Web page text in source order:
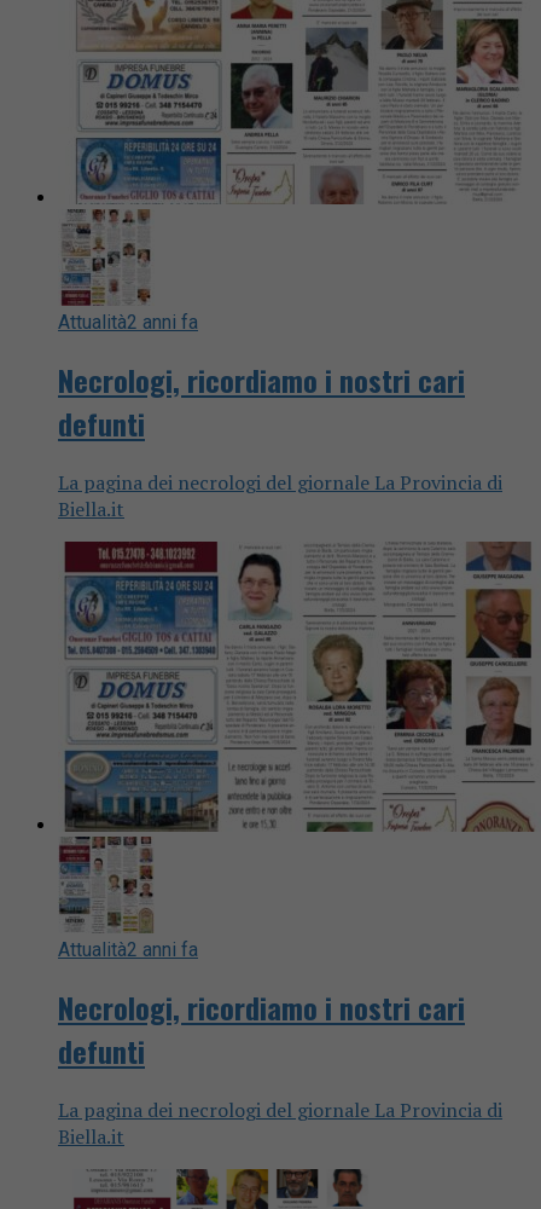
Attualità2 anni fa
Necrologi, ricordiamo i nostri cari
defunti
La pagina dei necrologi del giornale La Provincia di
Biella.it
Attualità2 anni fa
Necrologi, ricordiamo i nostri cari
defunti
La pagina dei necrologi del giornale La Provincia di
Biella.it